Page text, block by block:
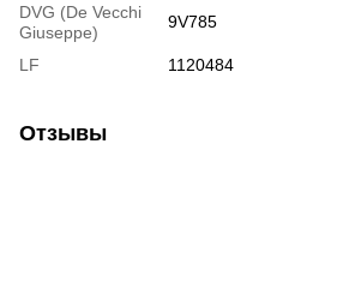
DVG (De Vecchi
Giuseppe)
9V785
LF 1120484
Отзывы